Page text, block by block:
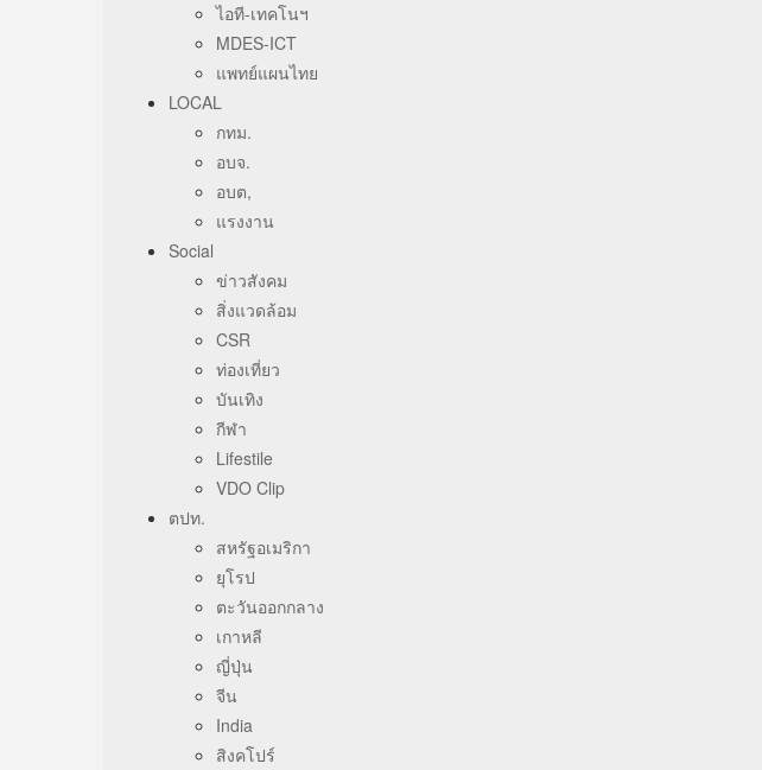
ไอที-เทคโนฯ
MDES-ICT
แพทย์แผนไทย
LOCAL
กทม.
อบจ.
อบต,
แรงงาน
Social
ข่าวสังคม
สิ่งแวดล้อม
CSR
ท่องเที่ยว
บันเทิง
กีฬา
Lifestile
VDO Clip
ตปท.
สหรัฐอเมริกา
ยุโรป
ตะวันออกกลาง
เกาหลี
ญี่ปุ่น
จีน
India
สิงคโปร์